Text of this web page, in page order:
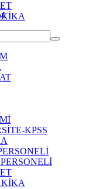
KPSS